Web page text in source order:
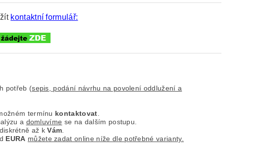
kontaktní formulář:
potřeb (sepis, podání návrhu na povolení oddlužení a
termínu kontaktovat
a domluvíme se na dalším postupu.
až kVám
EURA můžete zadat online níže dle potřebné varianty.